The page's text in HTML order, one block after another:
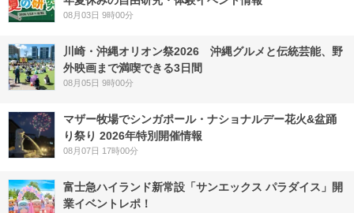
08月03日 9時00分
川崎・沖縄オリオン祭2026 沖縄グルメと伝統芸能、野
外映画まで満喫できる3日間
08月05日 9時00分
マザー牧場でシンガポール・ナショナルデー花火&盆踊
り祭り 2026年特別開催情報
08月07日 17時00分
富士急ハイランド新常設「サンエックス パラダイス」開
業イベントレポ！